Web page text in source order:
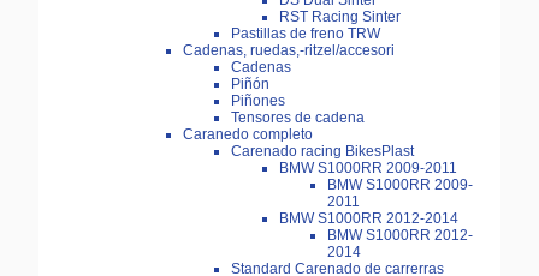
RST Racing Sinter
Pastillas de freno TRW
Cadenas, ruedas,-ritzel/accesori
Cadenas
Piñón
Piñones
Tensores de cadena
Caranedo completo
Carenado racing BikesPlast
BMW S1000RR 2009-2011
BMW S1000RR 2009-
2011
BMW S1000RR 2012-2014
BMW S1000RR 2012-
2014
Standard Carenado de carrerras